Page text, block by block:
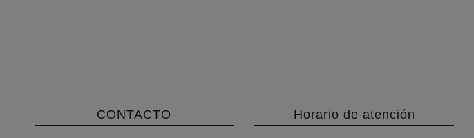
CONTACTO Horario de atención